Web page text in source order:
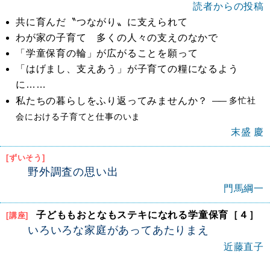
読者からの投稿
共に育んだ〝つながり〟に支えられて
わが家の子育て 多くの人々の支えのなかで
「学童保育の輪」が広がることを願って
「はげまし、支えあう」が子育ての糧になるよう
に……
私たちの暮らしをふり返ってみませんか？
多忙社
会における子育てと仕事のいま
末盛 慶
[ずいそう]
野外調査の思い出
門馬綱一
[講座] 子どももおとなもステキになれる学童保育［４］
いろいろな家庭があってあたりまえ
近藤直子